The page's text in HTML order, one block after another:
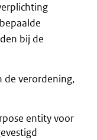
bij de
de verordening,
entity voor